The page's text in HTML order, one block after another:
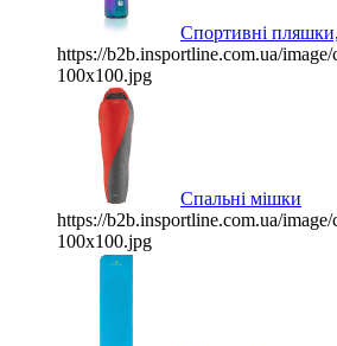
Спортивні
https://b2b.insportline.com.ua/
100x100.jpg
Спальні мішки
https://b2b.insportline.com.ua/
100x100.jpg